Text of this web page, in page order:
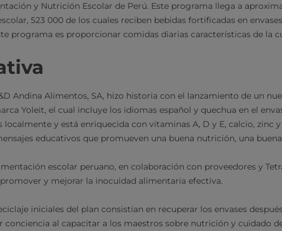
y Nutrición Escolar de Perú. Este programa llega a
523 000 de los cuales reciben bebidas fortificadas en
programa es proporcionar comidas diarias características de la
Andina Alimentos, SA, hizo historia con el lanzamiento de un
Yoleit, el cual incluye los idiomas español y quechua en el
y está enriquecida con vitaminas A, D y E, calcio, zinc
educativos que promueven una buena nutrición, una
escolar peruano, en colaboración con proveedores y
y mejorar la inocuidad alimentaria efectiva.
iniciales del plan consistían en recuperar los envases
conciencia al capacitar a los maestros sobre nutrición y cuidado